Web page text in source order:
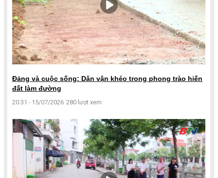
Đảng và cuộc sống: Dân vận khéo trong phong trào hiến
đất làm đường
20:31 - 15/07/2026 280 lượt xem